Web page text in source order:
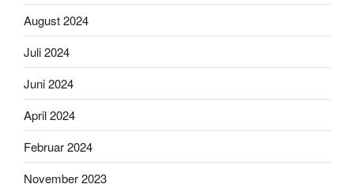
August 2024
Juli 2024
Juni 2024
April 2024
Februar 2024
November 2023